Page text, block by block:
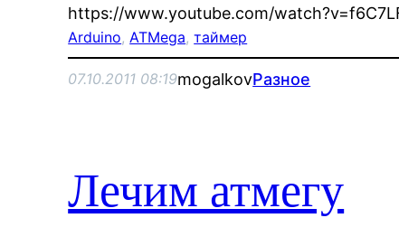
https://www.youtube.com/
Arduino, ATMega, таймер
07.10.2011 08:19mogalkovРазное
Лечим атмегу